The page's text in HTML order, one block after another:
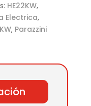
HE22KW,
Electrica,
, Parazzini